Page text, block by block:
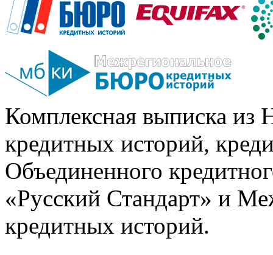
Комплексная выписка из
кредитных историй,
Объединенного
«Русский Стандарт» и
кредитных историй.